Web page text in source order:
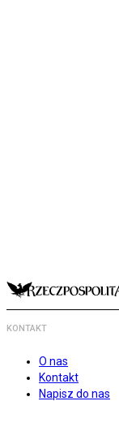
KONTAKT
O nas
Kontakt
Napisz do nas